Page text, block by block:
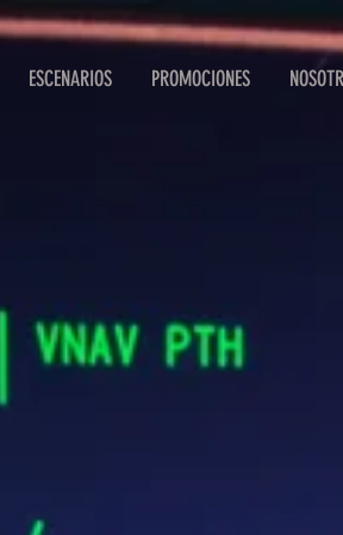
ESCENARIOS PROMOCIONES